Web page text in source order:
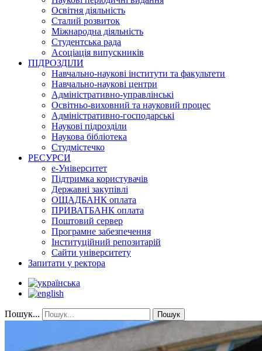
Освітня діяльність
Сталий розвиток
Міжнародна діяльність
Студентська рада
Асоціація випускників
ПІДРОЗДІЛИ
Навчально-наукові інститути та факультети
Навчально-наукові центри
Адміністративно-управлінські
Освітньо-виховний та науковий процес
Адміністративно-господарські
Наукові підрозділи
Наукова бібліотека
Студмістечко
РЕСУРСИ
е-Університет
Підтримка користувачів
Державні закупівлі
ОЩАДБАНК оплата
ПРИВАТБАНК оплата
Поштовий сервер
Програмне забезпечення
Інституційний репозитарій
Сайти університету
Запитати у ректора
Пошук... Пошук